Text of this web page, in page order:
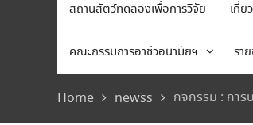
สถานสัตว์ทดลองเพื่อการวิจัย เกี่ย
คณะกรรมการอาชีวอนามัยฯ รา
Home newss กิจกรรม : การ